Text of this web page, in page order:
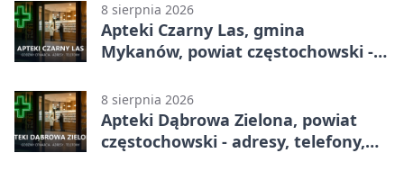
8 sierpnia 2026
Apteki Czarny Las, gmina
Mykanów, powiat częstochowski -
8 sierpnia 2026
Apteki Dąbrowa Zielona, powiat
częstochowski - adresy, telefony,